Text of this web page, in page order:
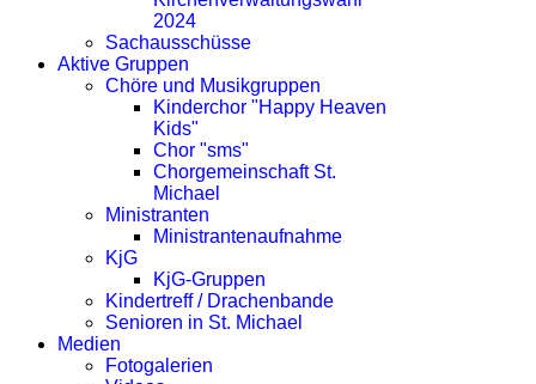
2024
Sachausschüsse
Aktive Gruppen
Chöre und Musikgruppen
Kinderchor "Happy Heaven
Kids"
Chor "sms"
Chorgemeinschaft St.
Michael
Ministranten
Ministrantenaufnahme
KjG
KjG-Gruppen
Kindertreff / Drachenbande
Senioren in St. Michael
Medien
Fotogalerien